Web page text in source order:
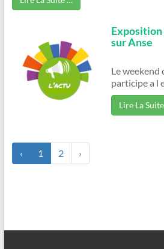
sur Anse
Le weekend
participe a l
Lire La
‹ 1 2 ›